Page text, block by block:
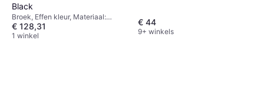
Black
Broek, Effen kleur, Materiaal:
Elastaan/Lycra/Spandex,
Polyester, Rekbaar
€ 128,31
1 winkel
€ 44
9+ winkels